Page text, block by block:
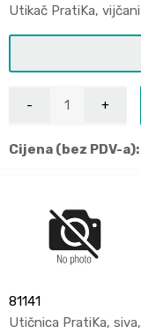
Utikač PratiKa,
Cijena (bez PDV-a):
81141
Utičnica PratiKa,